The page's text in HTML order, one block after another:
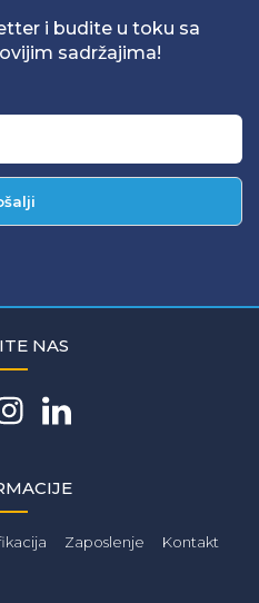
i budite u toku sa
sadržajima!
Zaposlenje Kontakt
NAS